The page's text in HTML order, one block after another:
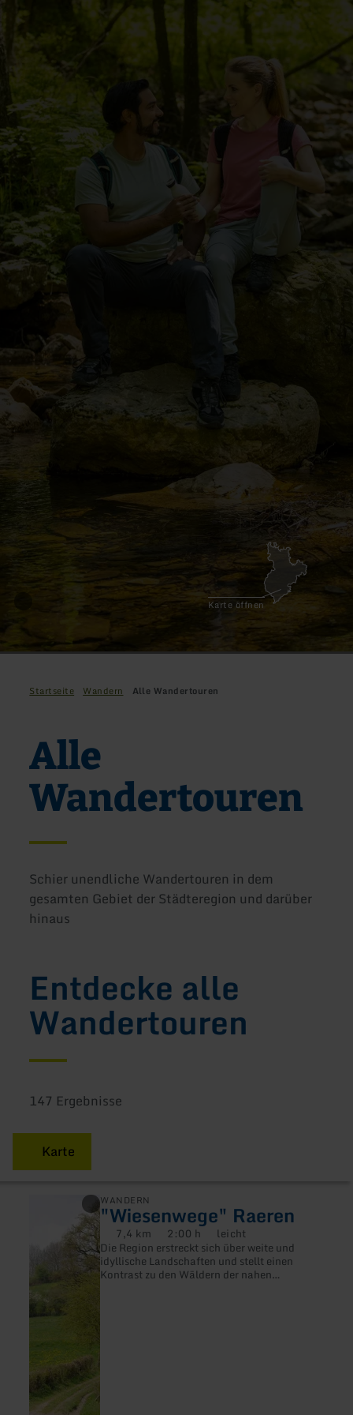
Karte öffnen
Startseite Wandern Alle Wandertouren
Alle
Wandertouren
Schier unendliche Wandertouren in dem
gesamten Gebiet der Städteregion und darüber
hinaus
Entdecke alle
Wandertouren
147 Ergebnisse
Karte
WANDERN
"Wiesenwege" Raeren
Distanz:
7,4 km Dauer:
2:00 h Anforderung:
leicht
Die Region erstreckt sich über weite und
idyllische Landschaften und stellt einen
Kontrast zu den Wäldern der nahen
"Wiesenwege"
Raeren